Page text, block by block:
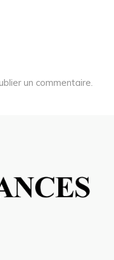
un commentaire.